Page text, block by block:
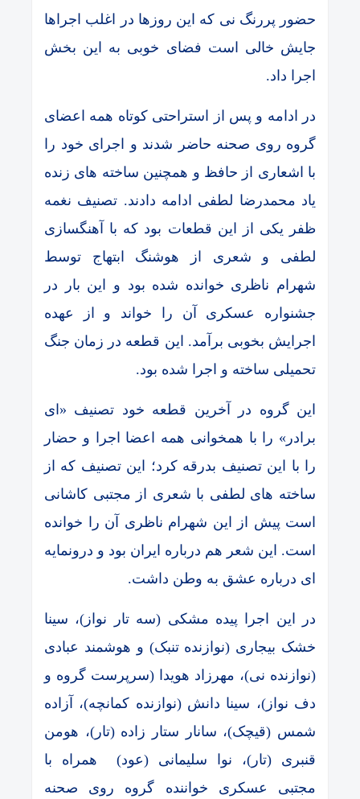
حضور پررنگ نی که این روزها در اغلب اجراها
جایش خالی است فضای خوبی به این بخش
اجرا داد.
در ادامه و پس از استراحتی کوتاه همه اعضای
گروه روی صحنه حاضر شدند و اجرای خود را
با اشعاری از حافظ و همچنین ساخته های زنده
یاد محمدرضا لطفی ادامه دادند. تصنیف نغمه
ظفر یکی از این قطعات بود که با آهنگسازی
لطفی و شعری از هوشنگ ابتهاج توسط
شهرام ناظری خوانده شده بود و این بار در
جشنواره عسکری آن را خواند و از عهده
اجرایش بخوبی برآمد. این قطعه در زمان جنگ
تحمیلی ساخته و اجرا شده بود.
این گروه در آخرین قطعه خود تصنیف «ای
برادر» را با همخوانی همه اعضا اجرا و حضار
را با این تصنیف بدرقه کرد؛ این تصنیف که از
ساخته های لطفی با شعری از مجتبی کاشانی
است پیش از این شهرام ناظری آن را خوانده
است. این شعر هم درباره ایران بود و درونمایه
ای درباره عشق به وطن داشت.
در این اجرا پیده مشکی (سه تار نواز)، سینا
خشک بیجاری (نوازنده تنبک) و هوشمند عبادی
(نوازنده نی)، مهرزاد هویدا (سرپرست گروه و
دف نواز)، سینا دانش (نوازنده کمانچه)، آزاده
شمس (قیچک)، سانار ستار زاده (تار)، هومن
قنبری (تار)، نوا سلیمانی (عود) همراه با
مجتبی عسکری خواننده گروه روی صحنه